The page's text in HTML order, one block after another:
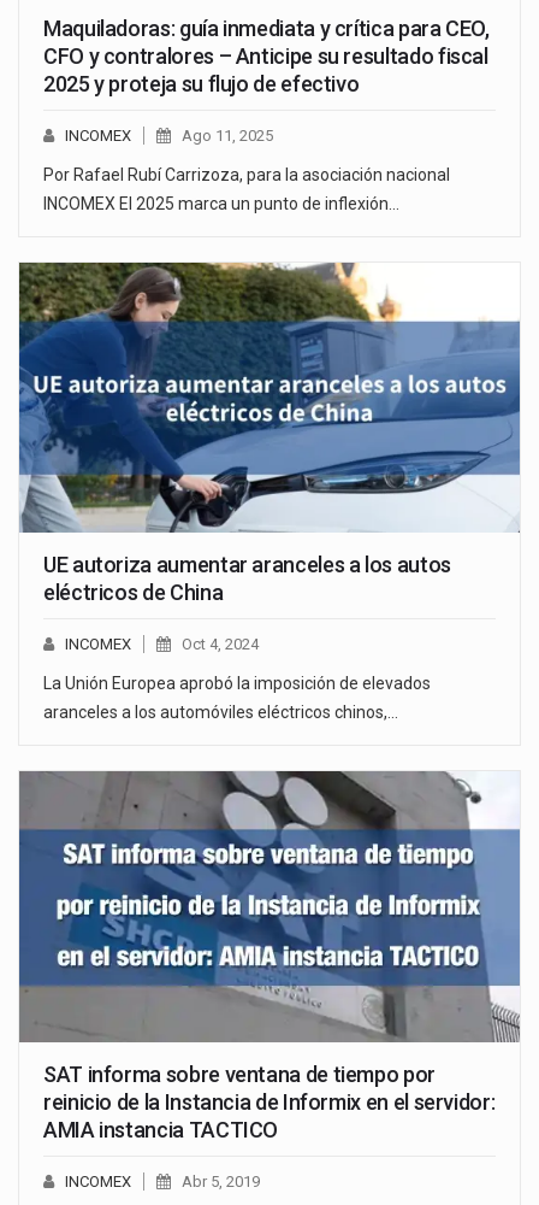
Maquiladoras: guía inmediata y crítica para CEO,
CFO y contralores – Anticipe su resultado fiscal
2025 y proteja su flujo de efectivo
INCOMEX Ago 11, 2025
Por Rafael Rubí Carrizoza, para la asociación nacional
INCOMEX El 2025 marca un punto de inflexión…
UE autoriza aumentar aranceles a los autos
eléctricos de China
INCOMEX Oct 4, 2024
La Unión Europea aprobó la imposición de elevados
aranceles a los automóviles eléctricos chinos,…
SAT informa sobre ventana de tiempo por
reinicio de la Instancia de Informix en el servidor:
AMIA instancia TACTICO
INCOMEX Abr 5, 2019